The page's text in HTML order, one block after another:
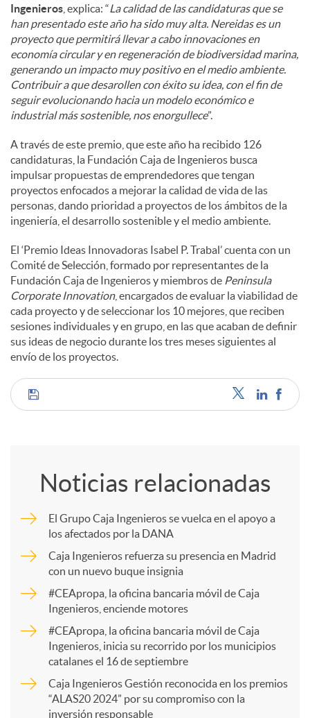
Ingenieros , explica: “La calidad de las candidaturas que se
han presentado este año ha sido muy alta. Nereidas es un
proyecto que permitirá llevar a cabo innovaciones en
economía circular y en regeneración de biodiversidad marina,
generando un impacto muy positivo en el medio ambiente.
Contribuir a que desarollen con éxito su idea, con el fin de
seguir evolucionando hacia un modelo económico e
industrial más sostenible, nos enorgullece”.
A través de este premio, que este año ha recibido 126
candidaturas, la Fundación Caja de Ingenieros busca
impulsar propuestas de emprendedores que tengan
proyectos enfocados a mejorar la calidad de vida de las
personas, dando prioridad a proyectos de los ámbitos de la
ingeniería, el desarrollo sostenible y el medio ambiente.
El ‘Premio Ideas Innovadoras Isabel P. Trabal’ cuenta con un
Comité de Selección, formado por representantes de la
Fundación Caja de Ingenieros y miembros de Peninsula
Corporate Innovation, encargados de evaluar la viabilidad de
cada proyecto y de seleccionar los 10 mejores, que reciben
sesiones individuales y en grupo, en las que acaban de definir
sus ideas de negocio durante los tres meses siguientes al
envío de los proyectos.
C
p
a
r
t
Noticias relacionadas
El Grupo Caja Ingenieros se vuelca en el apoyo a
los afectados por la DANA
Caja Ingenieros refuerza su presencia en Madrid
con un nuevo buque insignia
#CEApropa, la oficina bancaria móvil de Caja
Ingenieros, enciende motores
#CEApropa, la oficina bancaria móvil de Caja
Ingenieros, inicia su recorrido por los municipios
catalanes el 16 de septiembre
Caja Ingenieros Gestión reconocida en los premios
“ALAS20 2024” por su compromiso con la
inversión responsable